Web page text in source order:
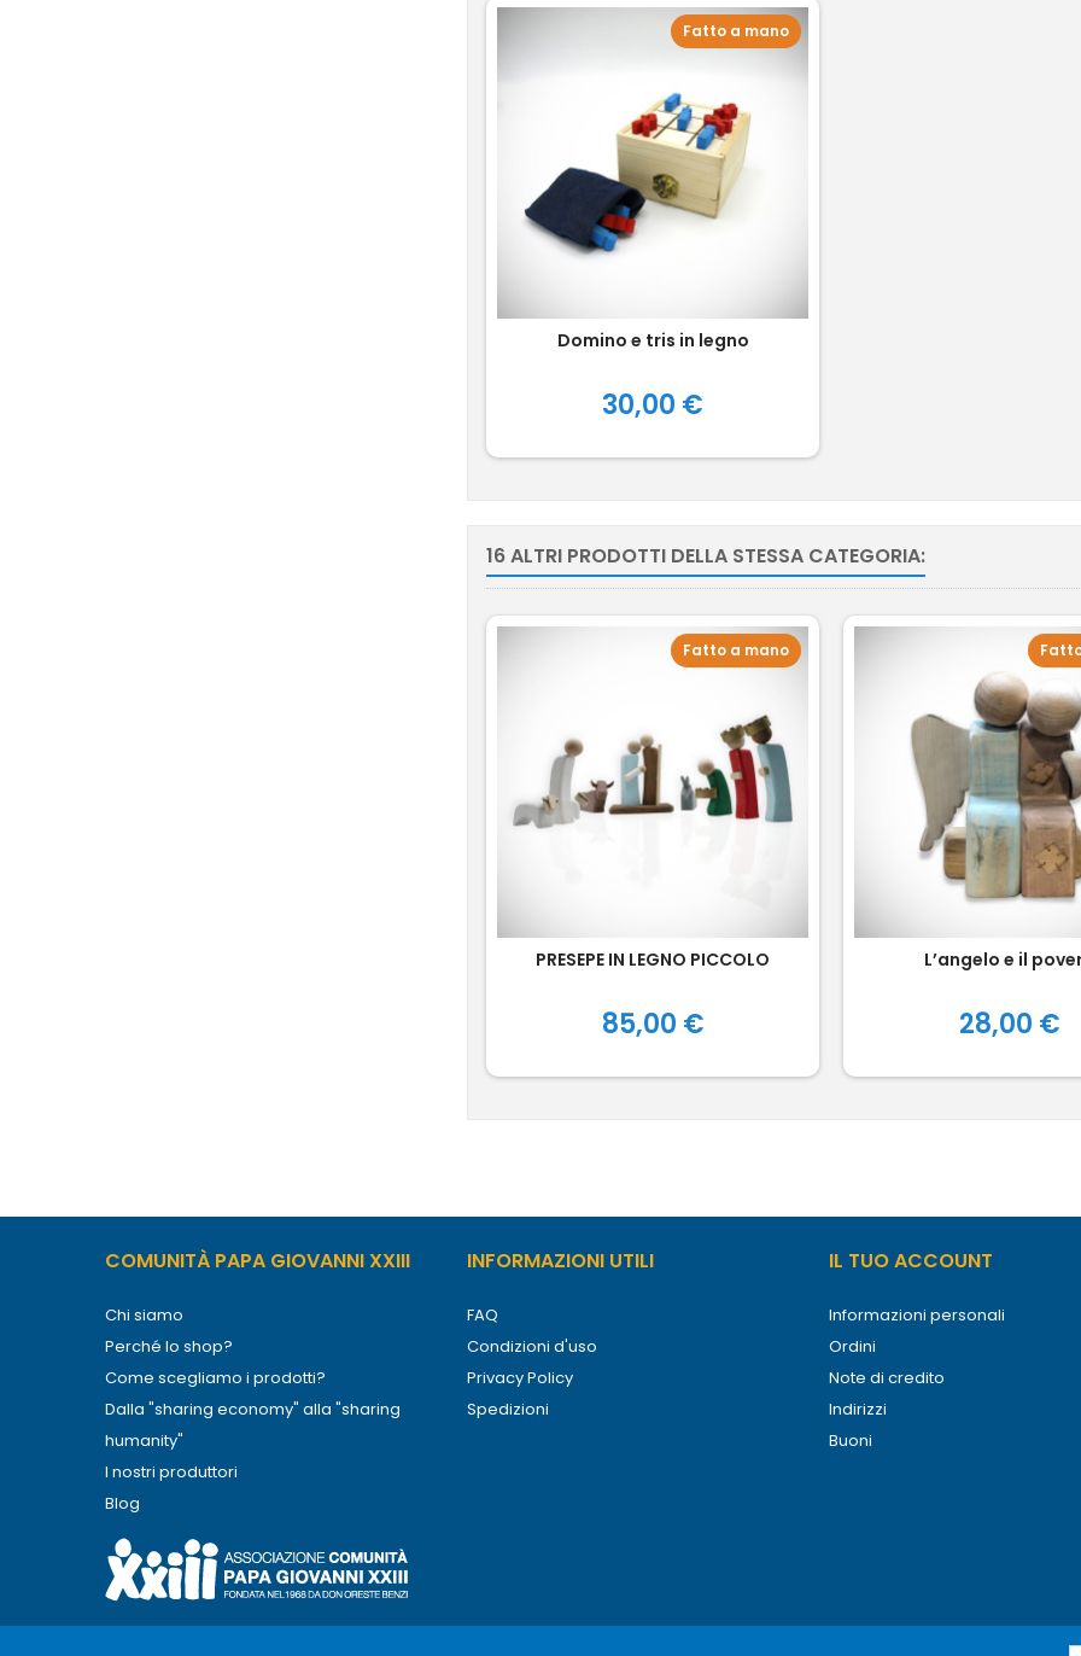
Fatto a mano
Domino e tris in legno
Prezzo
30,00 €
16 ALTRI PRODOTTI DELLA STESSA CATEGORIA:
Fatto a mano
PRESEPE IN LEGNO PICCOLO
Prezzo
85,00 €
L’angelo e il
Prezzo
28,00 €
COMUNITÀ PAPA GIOVANNI XXIII
Chi siamo
Perché lo shop?
Come scegliamo i prodotti?
Dalla "sharing economy" alla "sharing
humanity"
I nostri produttori
Blog
INFORMAZIONI UTILI
FAQ
Condizioni d'uso
Privacy Policy
Spedizioni
IL TUO ACCOUNT
Informazioni personali
Ordini
Note di credito
Indirizzi
Buoni